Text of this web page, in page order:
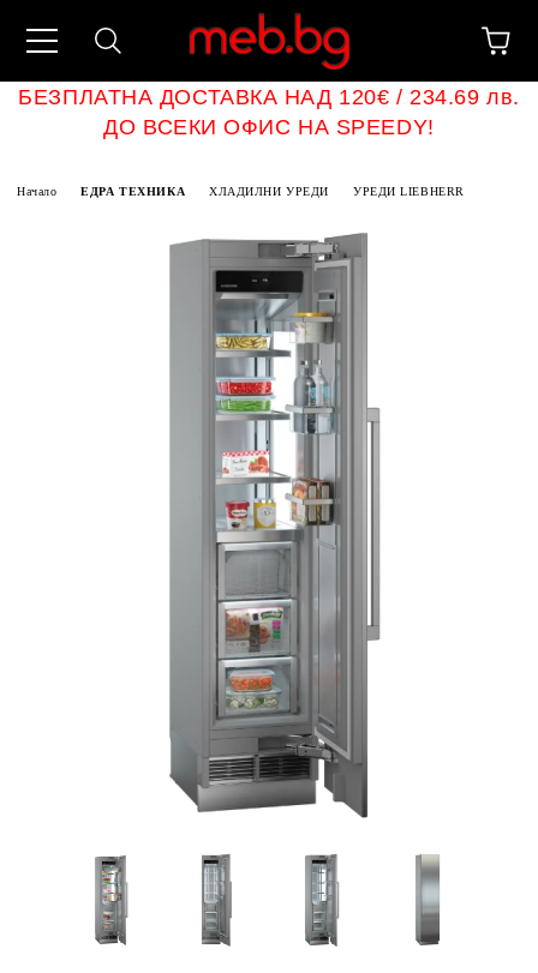
БЕЗПЛАТНА ДОСТАВКА НАД 120€ / 234.69 лв.
ДО ВСЕКИ ОФИС НА SPEEDY!
Начало ЕДРА ТЕХНИКА ХЛАДИЛНИ УРЕДИ УРЕДИ LIEBHERR